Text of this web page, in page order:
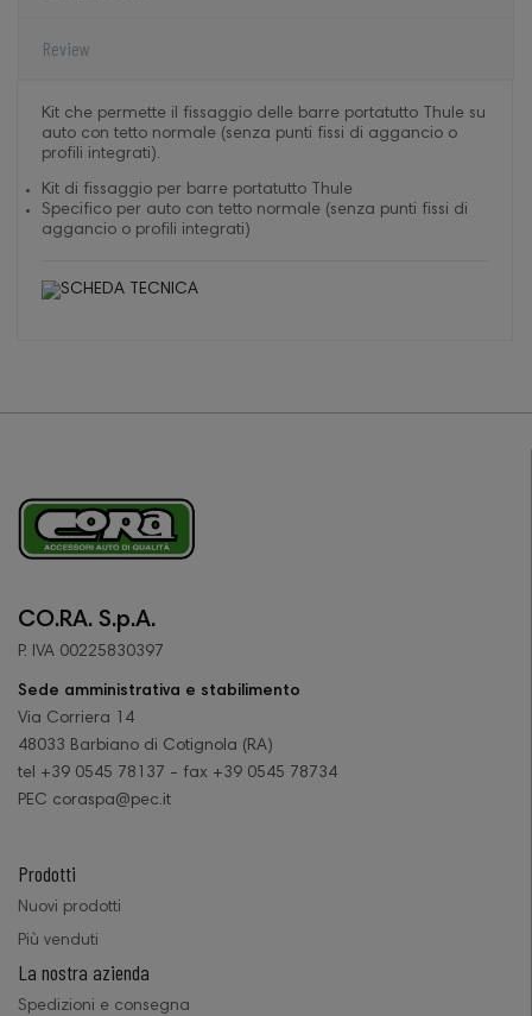
Review
Kit che permette il fissaggio delle barre portatutto Thule su
auto con tetto normale (senza punti fissi di aggancio o
profili integrati).
Kit di fissaggio per barre portatutto Thule
Specifico per auto con tetto normale (senza punti fissi di
aggancio o profili integrati)
CO.RA. S.p.A.
P. IVA 00225830397
Sede amministrativa e stabilimento
Via Corriera 14
48033 Barbiano di Cotignola (RA)
tel +39 0545 78137 - fax +39 0545 78734
PEC coraspa@pec.it
Prodotti
Nuovi prodotti
Più venduti
La nostra azienda
Spedizioni e consegna